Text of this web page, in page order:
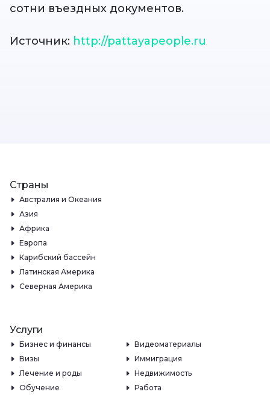
сотни въездных документов.
Источник: http://pattayapeople.ru
Страны
Австралия и Океания
Азия
Африка
Европа
Карибский бассейн
Латинская Америка
Северная Америка
Услуги
Бизнес и финансы
Видеоматериалы
Визы
Иммиграция
Лечение и роды
Недвижимость
Обучение
Работа